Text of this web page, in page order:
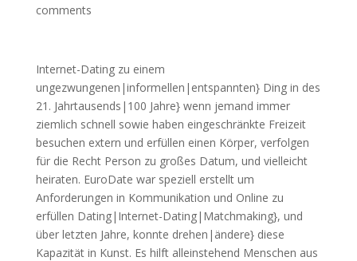
comments
Internet-Dating zu einem
ungezwungenen|informellen|entspannten} Ding in des
21. Jahrtausends|100 Jahre} wenn jemand immer
ziemlich schnell sowie haben eingeschränkte Freizeit
besuchen extern und erfüllen einen Körper, verfolgen
für die Recht Person zu großes Datum, und vielleicht
heiraten. EuroDate war speziell erstellt um
Anforderungen in Kommunikation und Online zu
erfüllen Dating|Internet-Dating|Matchmaking}, und
über letzten Jahre, konnte drehen|ändere} diese
Kapazität in Kunst. Es hilft alleinstehend Menschen aus